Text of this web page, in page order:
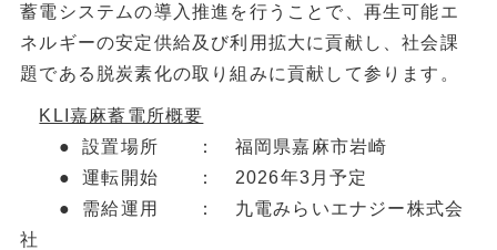
蓄電システムの導入推進を行うことで、再生可能エ
ネルギーの安定供給及び利用拡大に貢献し、社会課
題である脱炭素化の取り組みに貢献して参ります。
KLI嘉麻蓄電所概要
● 設置場所 ： 福岡県嘉麻市岩崎
● 運転開始 ： 2026年3月予定
● 需給運用 ： 九電みらいエナジー株式会
社